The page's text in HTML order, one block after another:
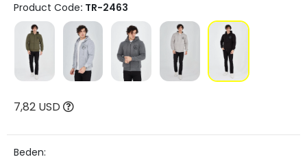
Product Code: TR-2463
7,82 USD
Beden: